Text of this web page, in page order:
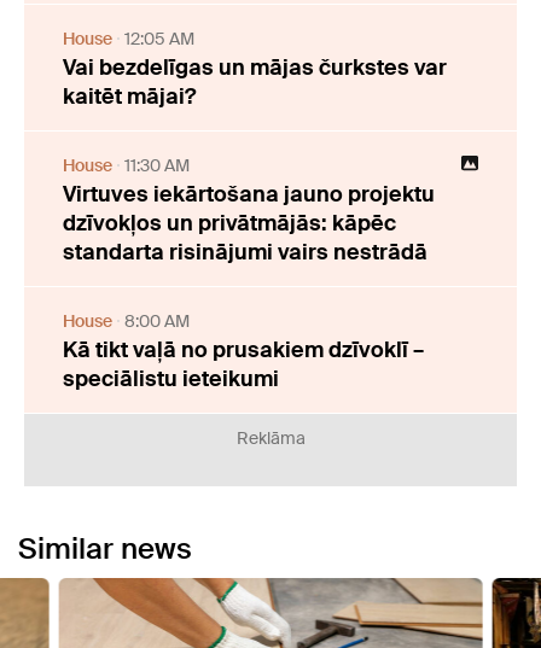
House 12:05 AM
Vai bezdelīgas un mājas čurkstes var
kaitēt mājai?
House 11:30 AM
Virtuves iekārtošana jauno projektu
dzīvokļos un privātmājās: kāpēc
standarta risinājumi vairs nestrādā
House 8:00 AM
Kā tikt vaļā no prusakiem dzīvoklī –
speciālistu ieteikumi
Reklāma
Similar news